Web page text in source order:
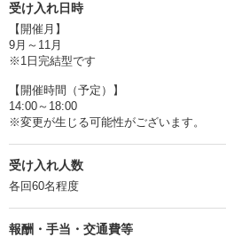
受け入れ日時
【開催月】
9月～11月
※1日完結型です
【開催時間（予定）】
14:00～18:00
※変更が生じる可能性がございます。
受け入れ人数
各回60名程度
報酬・手当・交通費等